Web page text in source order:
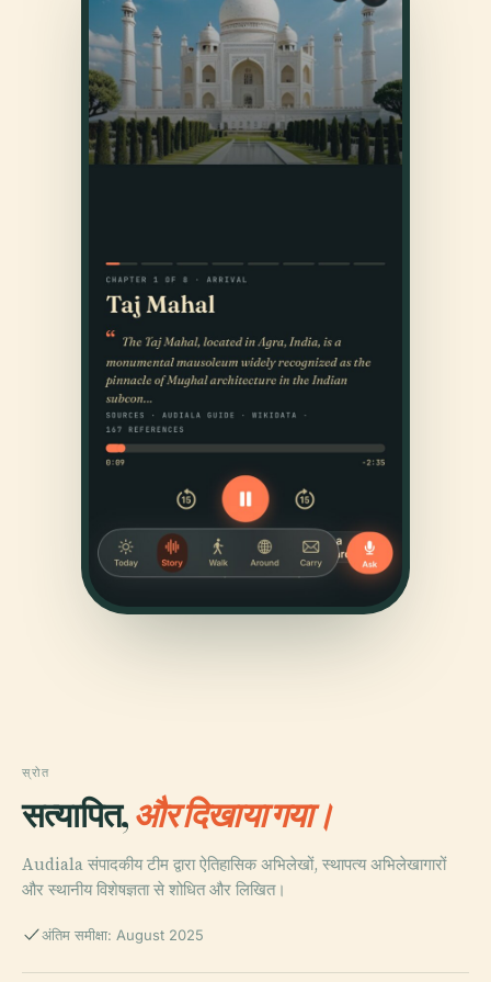
स्रोत
सत्यापित,और दिखाया गया।
Audiala संपादकीय टीम द्वारा ऐतिहासिक अभिलेखों, स्थापत्य अभिलेखागारों
और स्थानीय विशेषज्ञता से शोधित और लिखित।
अंतिम समीक्षा: August 2025